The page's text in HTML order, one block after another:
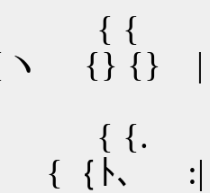
{
{{ヽ {}
{
ゝ{｛ﾄ､